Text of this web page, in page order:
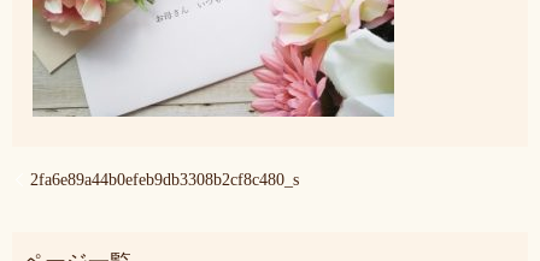
2fa6e89a44b0efeb9db3308b2cf8c480_s